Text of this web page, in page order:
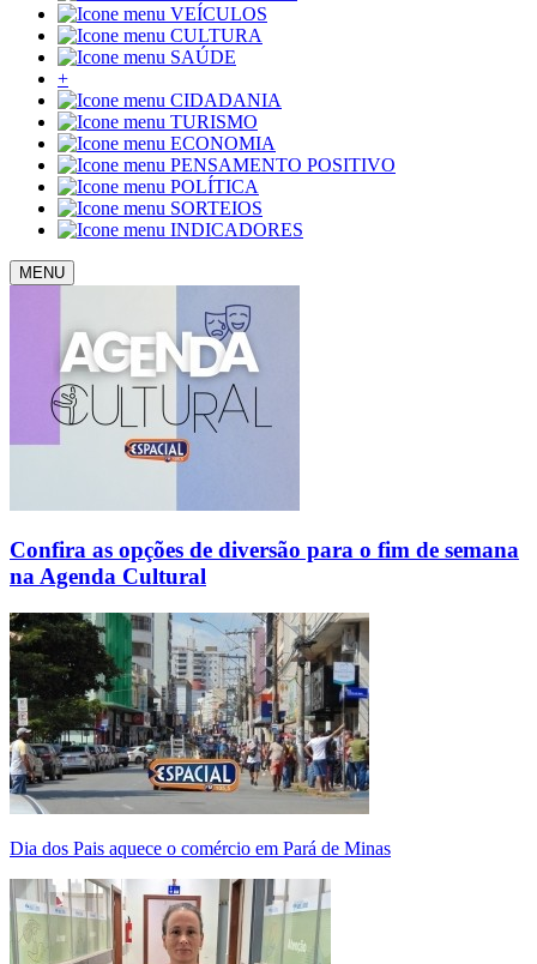
VEÍCULOS
CULTURA
SAÚDE
+
CIDADANIA
TURISMO
ECONOMIA
PENSAMENTO POSITIVO
POLÍTICA
SORTEIOS
INDICADORES
MENU
Confira as opções de diversão para o fim de semana
na Agenda Cultural
Dia dos Pais aquece o comércio em Pará de Minas